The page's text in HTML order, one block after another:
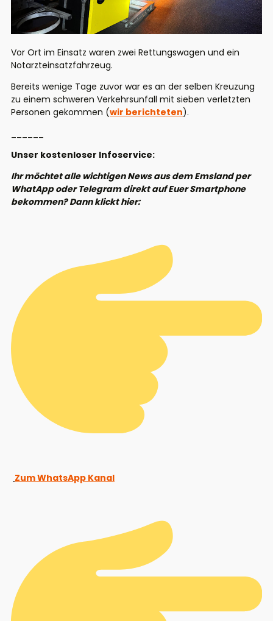
Vor Ort im Einsatz waren zwei Rettungswagen und ein
Notarzteinsatzfahrzeug.
Bereits wenige Tage zuvor war es an der selben Kreuzung
zu einem schweren Verkehrsunfall mit sieben verletzten
Personen gekommen (wir berichteten).
Unser kostenloser Infoservice:
Ihr möchtet alle wichtigen News aus dem Emsland per
WhatApp oder Telegram direkt auf Euer Smartphone
bekommen? Dann klickt hier:
Zum WhatsApp Kanal